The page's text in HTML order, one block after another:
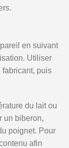
en suivant
Utiliser
fabricant, puis
du lait ou
un biberon,
poignet. Pour
afin